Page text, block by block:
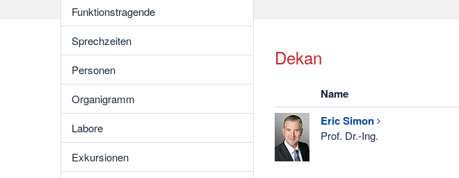
Funktionstragende
Sprechzeiten
Personen
Organigramm
Labore
Exkursionen
Dekan
Name
Eric Simon
Prof. Dr.-Ing.